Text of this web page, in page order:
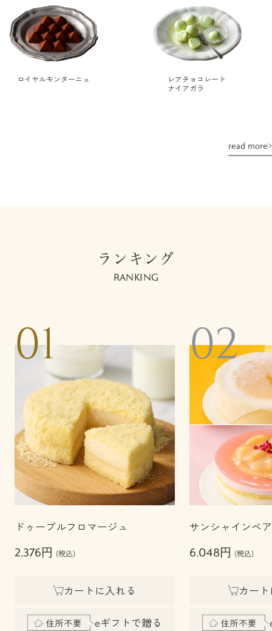
ロイヤルモンターニュ
レアチョコレート
ナイアガラ
read more
ランキング
RANKING
ドゥーブルフロマージュ
2,376円 (税込)
カートに入れる
eギフトで贈る
サンシャインペア
6,048円 (税込)
カー